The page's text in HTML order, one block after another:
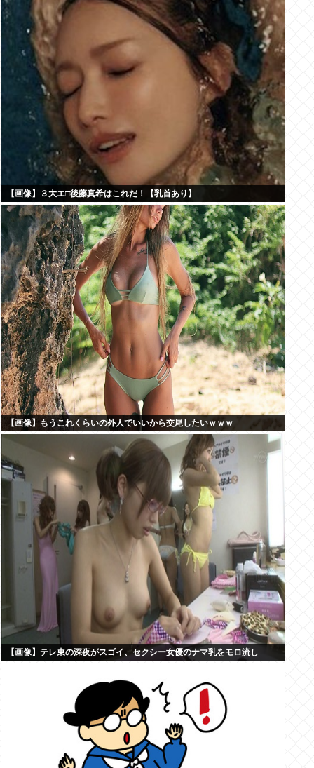
【画像】３大エ□後藤真希はこれだ！【乳首あり】
【画像】もうこれくらいの外人でいいから交尾したいｗｗｗ
【画像】テレ東の深夜がスゴイ、セクシー女優のナマ乳をモロ流し